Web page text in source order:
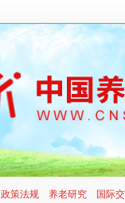
政策法规 养老研究
国际